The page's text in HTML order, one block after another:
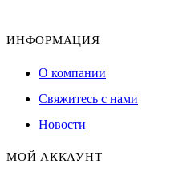
ИНФОРМАЦИЯ
О компании
Свяжитесь с нами
Новости
МОЙ АККАУНТ